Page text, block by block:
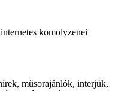
komolyzenei
műsorajánlók, interjúk,